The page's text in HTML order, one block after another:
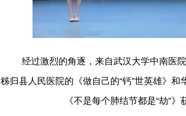
经过激烈的角逐，来自武汉大学中南医
秭归县人民医院的《做自己的“钙”世英雄》
《不是每个肺结节都是“劫”》